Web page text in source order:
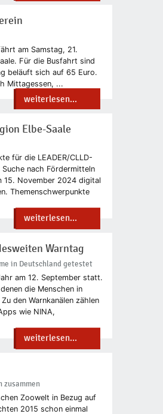
am Samstag, 21.
Für die Busfahrt sind
beläuft sich auf 65 Euro.
Mittagessen, ...
weiterlesen...
Elbe-Saale
für die LEADER/CLLD-
nach Fördermitteln
15. November 2024 digital
Themenschwerpunkte
weiterlesen...
Warntag
in Deutschland getestet
am 12. September statt.
die Menschen in
den Warnkanälen zählen
wie NINA,
weiterlesen...
zusammen
Zoowelt in Bezug auf
2015 schon einmal